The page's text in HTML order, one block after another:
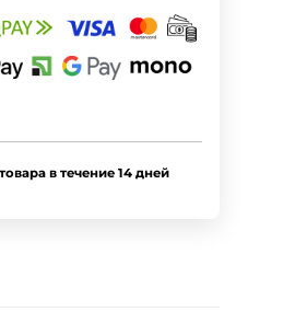
в течение 14 дней